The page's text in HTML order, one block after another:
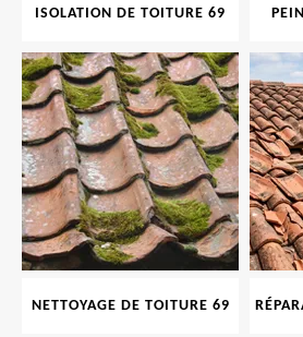
ISOLATION DE TOITURE 69
NETTOYAGE DE TOITURE 69